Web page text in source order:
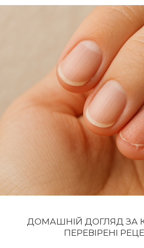
ДОМАШНІЙ ДОГЛЯД ЗА
ПЕРЕВІРЕНІ